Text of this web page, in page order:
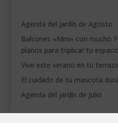
Agenda del jardín de Agosto
Balcones «Mini» con mucho
planos para triplicar tu
Vive este verano en tu
El cuidado de tu mascota
Agenda del jardín de Julio